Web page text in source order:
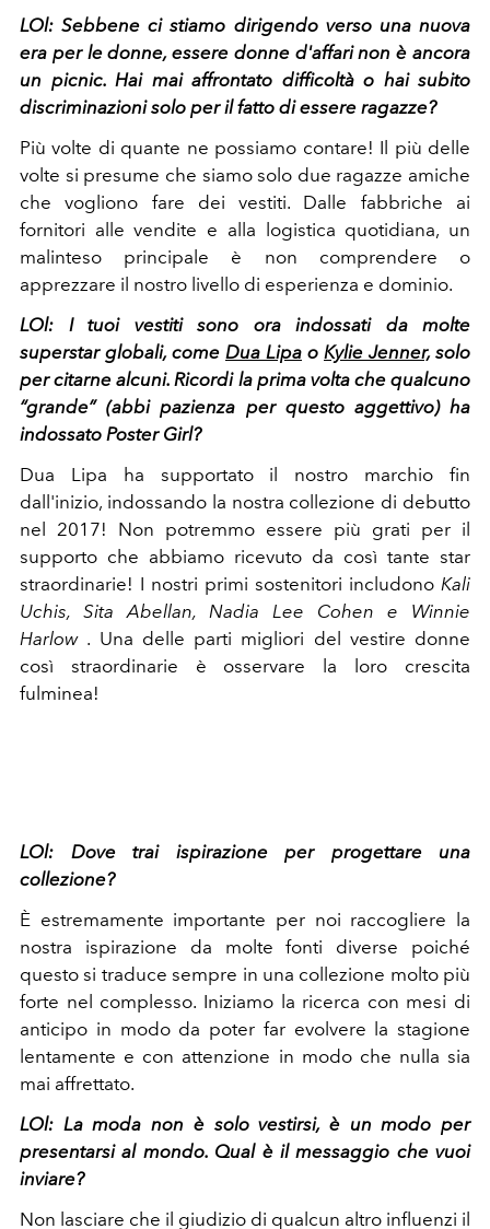
LOl: Sebbene ci stiamo dirigendo verso una nuova
era per le donne, essere donne d'affari non è ancora
un picnic. Hai mai affrontato difficoltà o hai subito
discriminazioni solo per il fatto di essere ragazze?
Più volte di quante ne possiamo contare! Il più delle
volte si presume che siamo solo due ragazze amiche
che vogliono fare dei vestiti. Dalle fabbriche ai
fornitori alle vendite e alla logistica quotidiana, un
malinteso principale è non comprendere o
apprezzare il nostro livello di esperienza e dominio.
LOl: I
tuoi vestiti sono ora indossati da molte
superstar globali, come Dua Lipa o Kylie Jenner,solo
per citarne alcuni. Ricordi la prima volta che qualcuno
“grande” (abbi pazienza per questo aggettivo) ha
indossato Poster Girl?
Dua Lipa ha supportato il nostro marchio fin
dall'inizio, indossando la nostra collezione di debutto
nel 2017! Non potremmo essere più grati per il
supporto che abbiamo ricevuto da così tante star
straordinarie! I nostri primi sostenitori includono Kali
Uchis, Sita Abellan, Nadia Lee Cohen e Winnie
Harlow. Una delle parti migliori del vestire donne
così straordinarie è osservare la loro crescita
fulminea!
LOl:
Dove trai ispirazione per progettare una
collezione?
È estremamente importante per noi raccogliere la
nostra ispirazione da molte fonti diverse poiché
questo si traduce sempre in una collezione molto più
forte nel complesso. Iniziamo la ricerca con mesi di
anticipo in modo da poter far evolvere la stagione
lentamente e con attenzione in modo che nulla sia
mai affrettato.
LOl: La moda non è solo vestirsi, è un modo per
presentarsi al mondo. Qual è il messaggio che vuoi
inviare?
Non lasciare che il giudizio di qualcun altro influenzi il